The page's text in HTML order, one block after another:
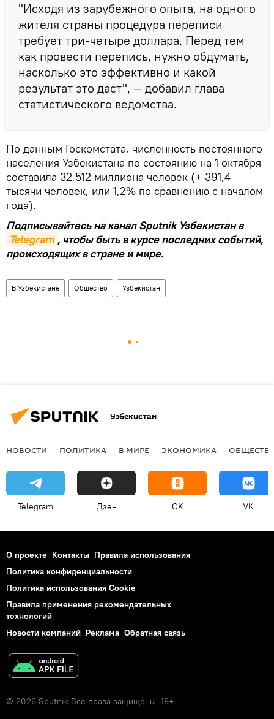
"Исходя из зарубежного опыта, на одного
жителя страны процедура переписи
требует три-четыре доллара. Перед тем
как провести перепись, нужно обдумать,
насколько это эффективно и какой
результат это даст", — добавил глава
статистического ведомства.
По данным Госкомстата, численность постоянного
населения Узбекистана по состоянию на 1 октября
составила 32,512 миллиона человек (+ 391,4
тысячи человек, или 1,2% по сравнению с началом
года).
Подписывайтесь на канал Sputnik Узбекистан в
Telegram , чтобы быть в курсе последних событий,
происходящих в стране и мире.
В Узбекистане Общество Узбекистан
Узбекистан
НОВОСТИ ПОЛИТИКА В МИРЕ ЭКОНОМИКА
Telegram Дзен OK VK
О проекте Контакты Правила использования
Политика конфиденциальности
Политика использования Cookie
Правила применения рекомендательных
технологий
Новости компаний Реклама Обратная связь
© 2026 Sputnik Все права защищены. 18+